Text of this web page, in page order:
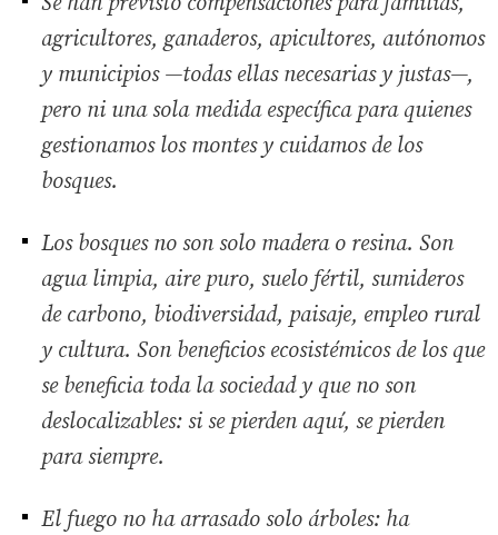
agricultores, ganaderos, apicultores, autónomos
y municipios —todas ellas necesarias y justas—,
pero ni una sola medida específica para quienes
gestionamos los montes y cuidamos de los
bosques.
Los bosques no son solo madera o resina. Son
agua limpia, aire puro, suelo fértil, sumideros
de carbono, biodiversidad, paisaje, empleo rural
y cultura. Son beneficios ecosistémicos de los que
se beneficia toda la sociedad y que no son
deslocalizables: si se pierden aquí, se pierden
para siempre.
El fuego no ha arrasado solo árboles: ha